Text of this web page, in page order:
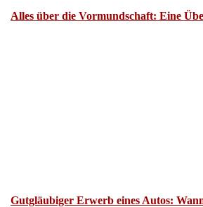
Alles über die Vormundschaft: Eine
Gutgläubiger Erwerb eines Autos: